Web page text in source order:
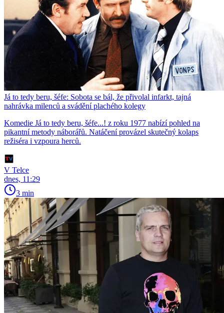
Já to tedy beru, šéfe: Sobota se bál, že přivolal infarkt, tajná
nahrávka milenců a svádění plachého kolegy
Komedie Já to tedy beru, šéfe...! z roku 1977 nabízí pohled na
pikantní metody náborářů. Natáčení provázel skutečný kolaps
režiséra i vzpoura herců.
V Telce
dnes, 11:29
3 min